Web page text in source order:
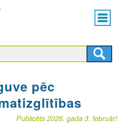
Main
menu
pēc
Publicēts 2026. gada 3. februārī